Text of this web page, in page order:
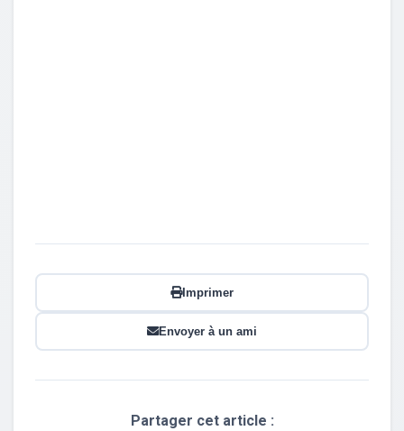
Imprimer
Envoyer à un ami
Partager cet article :